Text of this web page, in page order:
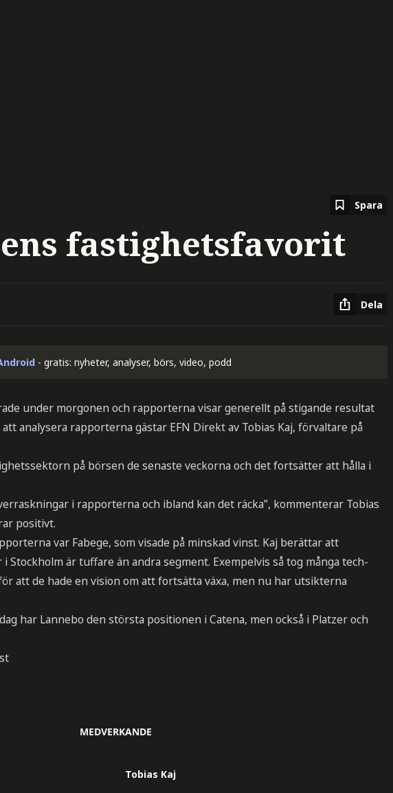
Spara
fastighetsfavorit
Dela
- gratis: nyheter, analyser, börs, video, podd
under morgonen och rapporterna visar generellt på stigande resultat
analysera rapporterna gästar EFN Direkt av Tobias Kaj, förvaltare på
på börsen de senaste veckorna och det fortsätter att hålla i
i rapporterna och ibland kan det räcka”, kommenterar Tobias
positivt.
var Fabege, som visade på minskad vinst. Kaj berättar att
Stockholm är tuffare än andra segment. Exempelvis så tog många tech-
att de hade en vision om att fortsätta växa, men nu har utsikterna
har Lannebo den största positionen i Catena, men också i Platzer och
MEDVERKANDE
Tobias Kaj